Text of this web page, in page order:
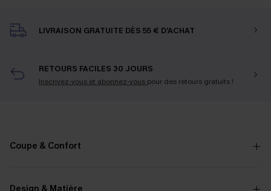
LIVRAISON GRATUITE DÈS 55 € D'ACHAT
RETOURS FACILES 30 JOURS
Inscrivez-vous et abonnez-vous pour des retours gratuits !
Coupe & Confort